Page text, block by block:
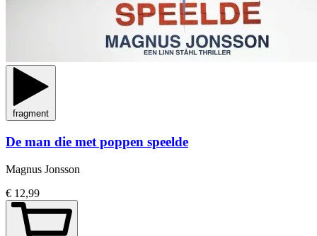
fragment
De man die met poppen speelde
Magnus Jonsson
€ 12,99